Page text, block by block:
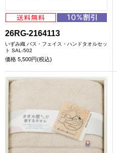
26RG-2164113
いずみ織 バス・フェイス・ハンドタオルセッ
ト SAL-502
価格 5,500円(税込)